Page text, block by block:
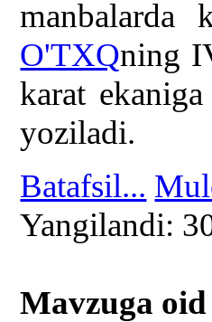
manbalarda
O'TXQning
karat
yoziladi.
Batafsil...
Yangilаndi:
Mavzuga